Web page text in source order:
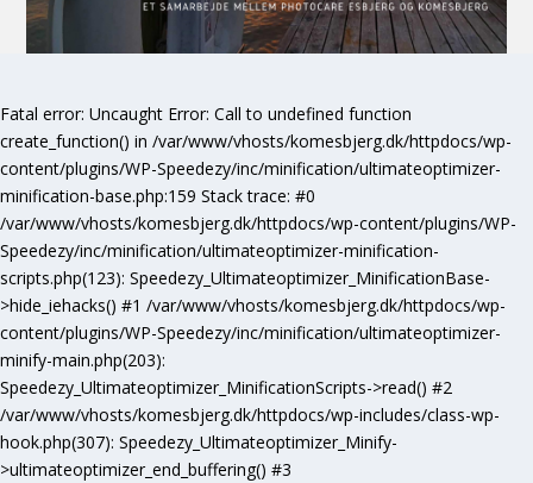
Fatal error: Uncaught Error: Call to undefined function
create_function() in /var/www/vhosts/komesbjerg.dk/httpdocs/wp-
content/plugins/WP-Speedezy/inc/minification/ultimateoptimizer-
minification-base.php:159 Stack trace: #0
/var/www/vhosts/komesbjerg.dk/httpdocs/wp-content/plugins/WP-
Speedezy/inc/minification/ultimateoptimizer-minification-
scripts.php(123): Speedezy_Ultimateoptimizer_MinificationBase-
>hide_iehacks() #1 /var/www/vhosts/komesbjerg.dk/httpdocs/wp-
content/plugins/WP-Speedezy/inc/minification/ultimateoptimizer-
minify-main.php(203):
Speedezy_Ultimateoptimizer_MinificationScripts->read() #2
/var/www/vhosts/komesbjerg.dk/httpdocs/wp-includes/class-wp-
hook.php(307): Speedezy_Ultimateoptimizer_Minify-
>ultimateoptimizer_end_buffering() #3